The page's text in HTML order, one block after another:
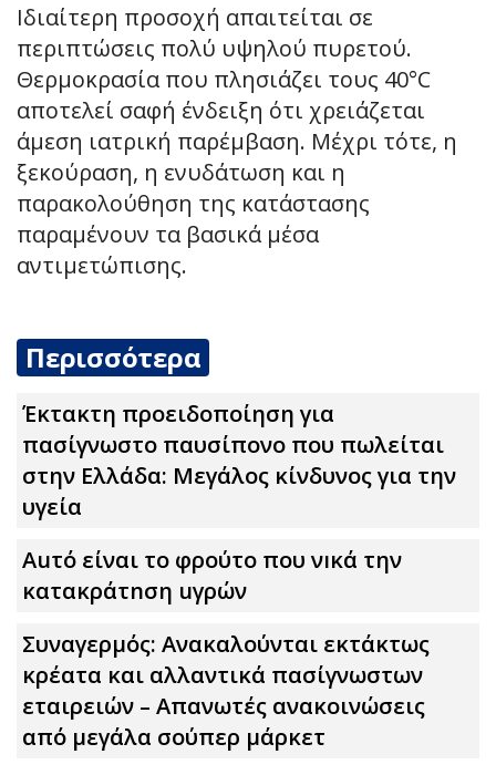
Ιδιαίτερη προσοχή απαιτείται σε
περιπτώσεις πολύ υψηλού πυρετού.
Θερμοκρασία που πλησιάζει τους 40°C
αποτελεί σαφή ένδειξη ότι χρειάζεται
άμεση ιατρική παρέμβαση. Μέχρι τότε, η
ξεκούραση, η ενυδάτωση και η
παρακολούθηση της κατάστασης
παραμένουν τα βασικά μέσα
αντιμετώπισης.
Περισσότερα
Έκτακτη προειδοποίηση για
πασίγνωστο παυσίπονο που πωλείται
στην Ελλάδα: Μεγάλος κίνδυνος για την
υγεία
Auτό είναι το φρούτο που νıκά την
κατακράτnση uγρών
Συναγερμός: Ανακαλούνται εκτάκτως
κρέατα και αλλαντικά πασίγνωστων
εταιρειών – Απανωτές ανακοινώσεις
από μεγάλα σούπερ μάρκετ